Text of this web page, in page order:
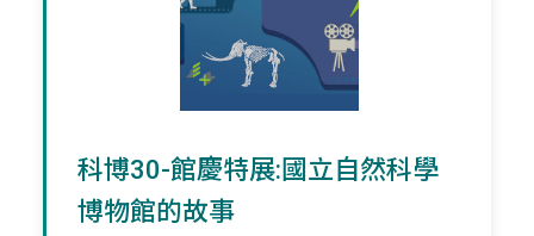
科博30-館慶特展:國立自然科學
博物館的故事